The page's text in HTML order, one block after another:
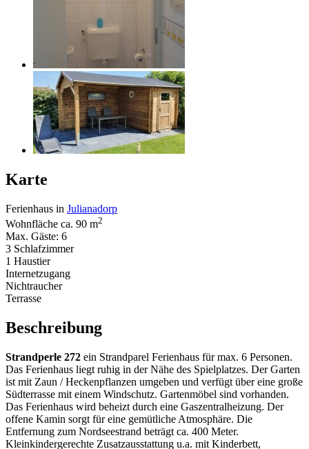
Karte
Ferienhaus in Julianadorp
Wohnfläche ca. 90 m2
Max. Gäste: 6
3 Schlafzimmer
1 Haustier
Internetzugang
Nichtraucher
Terrasse
Beschreibung
Strandperle 272 ein Strandparel Ferienhaus für max. 6 Personen.
Das Ferienhaus liegt ruhig in der Nähe des Spielplatzes. Der Garten
ist mit Zaun / Heckenpflanzen umgeben und verfügt über eine große
Südterrasse mit einem Windschutz. Gartenmöbel sind vorhanden.
Das Ferienhaus wird beheizt durch eine Gaszentralheizung. Der
offene Kamin sorgt für eine gemütliche Atmosphäre. Die
Entfernung zum Nordseestrand beträgt ca. 400 Meter.
Kleinkindergerechte Zusatzausstattung u.a. mit Kinderbett,